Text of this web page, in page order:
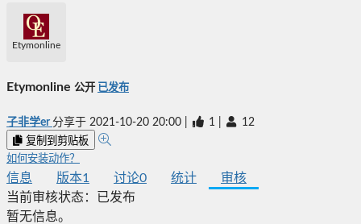
Etymonline
Etymonline 公开 已发布
子非学er分享于 2021-10-20 20:00 1 12
复制到剪贴板
如何安装动作？
信息 版本1 讨论0 统计
审核
当前审核状态：
已发布
暂无信息。